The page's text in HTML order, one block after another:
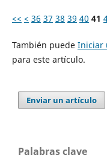
<< < 36 37 38 39 40 41
También puede Iniciar
para este artículo.
Enviar un artículo
Palabras clave